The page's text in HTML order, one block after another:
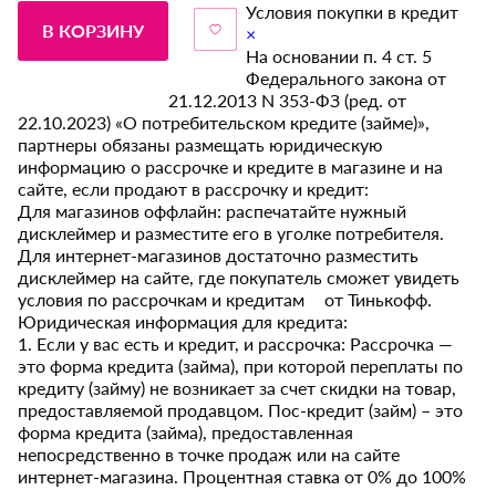
В КОРЗИНУ
Условия покупки в кредит
×
На основании п. 4 ст. 5
Федерального закона от
21.12.2013 N 353-ФЗ (ред. от
22.10.2023) «О потребительском кредите (займе)»,
партнеры обязаны размещать юридическую
информацию о рассрочке и кредите в магазине и на
сайте, если продают в рассрочку и кредит:
Для магазинов оффлайн: распечатайте нужный
дисклеймер и разместите его в уголке потребителя.
Для интернет-магазинов достаточно разместить
дисклеймер на сайте, где покупатель сможет увидеть
условия по рассрочкам и кредитам от Тинькофф.
Юридическая информация для кредита:
1. Если у вас есть и кредит, и рассрочка: Рассрочка —
это форма кредита (займа), при которой переплаты по
кредиту (займу) не возникает за счет скидки на товар,
предоставляемой продавцом. Пос-кредит (займ) – это
форма кредита (займа), предоставленная
непосредственно в точке продаж или на сайте
интернет-магазина. Процентная ставка от 0% до 100%